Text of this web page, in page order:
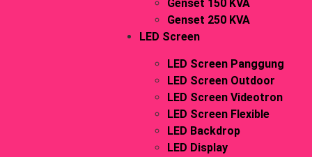
Genset 150 KVA
Genset 250 KVA
LED Screen
LED Screen Panggung
LED Screen Outdoor
LED Screen Videotron
LED Screen Flexible
LED Backdrop
LED Display